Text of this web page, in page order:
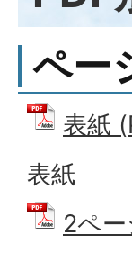
ペー
表紙
表紙
2ペ